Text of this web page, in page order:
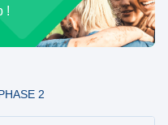
!
2